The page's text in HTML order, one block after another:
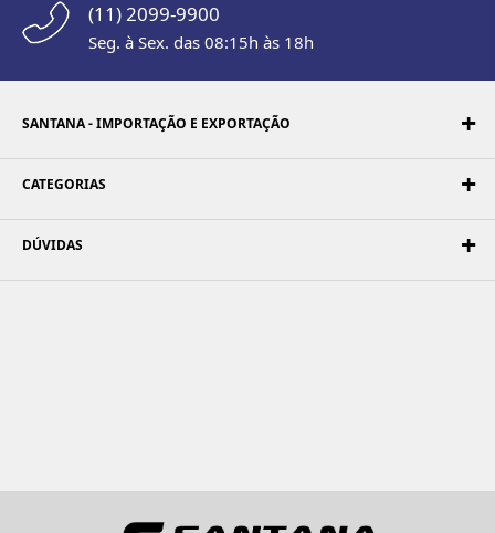
(11) 2099-9900
Seg. à Sex. das 08:15h às 18h
SANTANA - IMPORTAÇÃO E EXPORTAÇÃO
CATEGORIAS
DÚVIDAS